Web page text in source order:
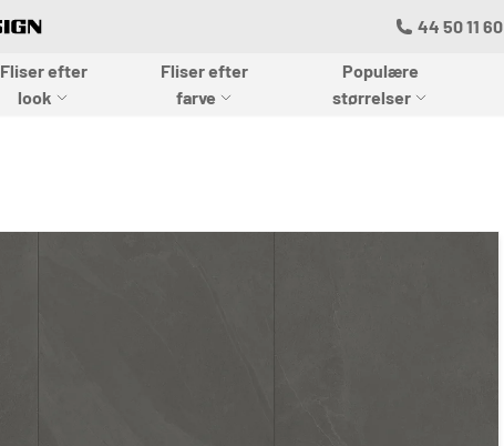
44 50 11 60
Fliser efter
look
Fliser efter
farve
Populære
størrelser